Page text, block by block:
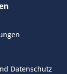
Datenschutz